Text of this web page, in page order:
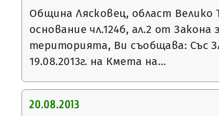
Община Лясковец, област Велико
основание чл.124б, ал.2 от
територията, Ви съобщава: Със
19.08.2013г. на Кмета на…
20.08.2013